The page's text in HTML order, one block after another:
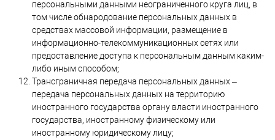
персональными данными неограниченного круга лиц, в
том числе обнародование персональных данных в
средствах массовой информации, размещение в
информационно-телекоммуникационных сетях или
предоставление доступа к персональным данным каким-
либо иным способом;
Трансграничная передача персональных данных –
передача персональных данных на территорию
иностранного государства органу власти иностранного
государства, иностранному физическому или
иностранному юридическому лицу;